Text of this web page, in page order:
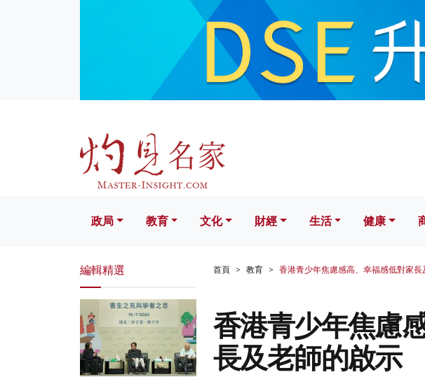
文化 財經 生活 健康
政局 教育 文化 財經 生活 健康
首頁 教育 香港青少年焦慮感高、幸福感低對家
香港青少年焦慮
長及老師的啟示
編輯精選